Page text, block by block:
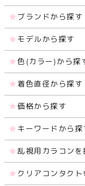
ブランドから探す
モデルから探す
色(カラー)から探
着色直径から探す
価格から探す
キーワードから探
乱視用カラコンを
クリアコンタクト